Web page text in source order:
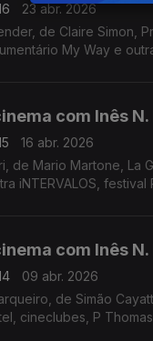
23 abr. 2026
de Claire Simon, Projecto
My Way e
com Inês
16 abr. 2026
de Mario Martone, La
iNTERVALOS,
com Inês
09 abr. 2026
de Simão
cineclubes, P